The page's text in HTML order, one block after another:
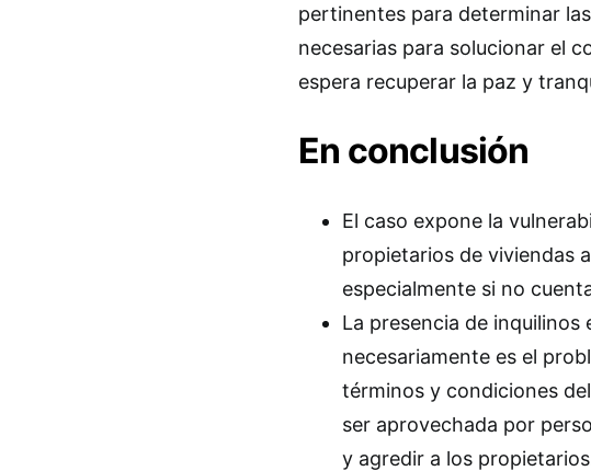
pertinentes para determinar
necesarias para solucionar el
espera recuperar la paz y
En conclusión
El caso expone la
propietarios de viviendas
especialmente si no
La presencia de
necesariamente es el
términos y condiciones
ser aprovechada por
y agredir a los